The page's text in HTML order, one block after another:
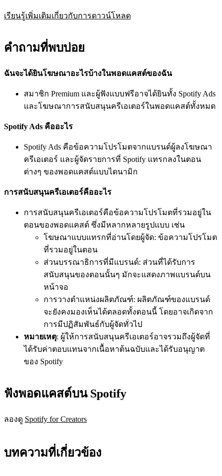
เรียนรู้เพิ่มเติมเกี่ยวกับการดาวน์โหลด
คำถามที่พบบ่อย
ฉันจะได้ยินโฆษณาอะไรบ้างในพอดแคสต์ของฉัน
สมาชิก Premium และผู้ฟังแบบฟรีอาจได้ยินทั้ง Spotify Ads
และโฆษณาการสนับสนุนครีเอเตอร์ในพอดแคสต์ทั้งหมด
Spotify Ads คืออะไร
Spotify Ads คือข้อความโปรโมตจากแบรนด์ผู้ลงโฆษณา
ครีเอเตอร์ และผู้จัดรายการที่ Spotify แทรกลงในตอน
ต่างๆ ของพอดแคสต์แบบไดนามิก
การสนับสนุนครีเอเตอร์คืออะไร
การสนับสนุนครีเอเตอร์คือข้อความโปรโมตที่รวมอยู่ใน
ตอนของพอดแคสต์ ซึ่งมีหลากหลายรูปแบบ เช่น
โฆษณาแบบแทรกที่อ่านโดยผู้จัด: ข้อความโปรโมต
ที่รวมอยู่ในตอน
ส่วนบรรณาธิการที่มีแบรนด์: ส่วนที่ได้รับการ
สนับสนุนของตอนนั้นๆ มักจะแสดงภาพแบรนด์บน
หน้าจอ
การวางตำแหน่งผลิตภัณฑ์: ผลิตภัณฑ์ของแบรนด์
จะยังคงมองเห็นได้ตลอดทั้งตอนนี้ โดยอาจเกิดจาก
การมีปฏิสัมพันธ์กับผู้จัดทั่วไป
หมายเหตุ: ผู้ให้การสนับสนุนครีเอเตอร์อาจรวมถึงผู้จัดที่
ได้รับค่าตอบแทนจากเนื้อหาต้นฉบับและได้รับอนุญาต
ของ Spotify
ฟังพอดแคสต์บน Spotify
ลองดู Spotify for Creators
บทความที่เกี่ยวข้อง